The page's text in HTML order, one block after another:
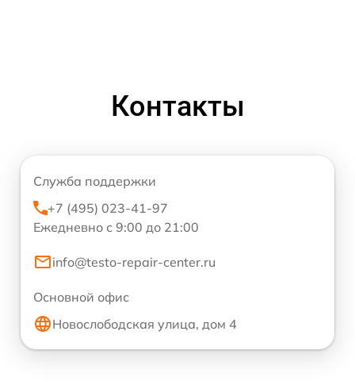
Контакты
Служба поддержки
+7 (495) 023-41-97
Ежедневно с 9:00 до 21:00
info@testo-repair-center.ru
Основной офис
Новослободская улица, дом 4